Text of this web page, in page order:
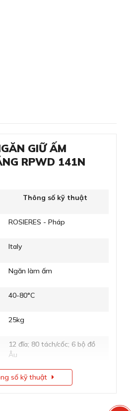
GIỮ ẤM
RPWD 141N
Thông số kỹ thuật
ROSIERES - Pháp
Italy
Ngăn làm ấm
40-80°C
25kg
12 đĩa; 80 tách/cốc; 6 bộ đồ
Âu
6số kỹ thuật